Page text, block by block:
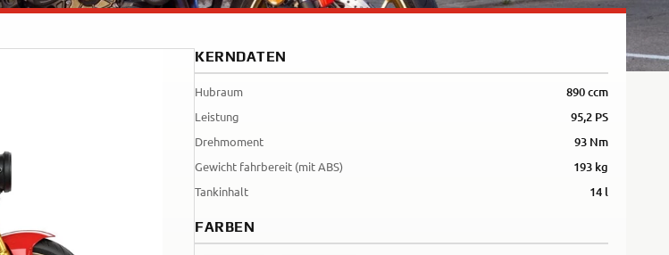
KERNDATEN
Hubraum 890 ccm
Leistung 95,2 PS
Drehmoment 93 Nm
Gewicht fahrbereit (mit ABS) 193 kg
Tankinhalt 14 l
FARBEN